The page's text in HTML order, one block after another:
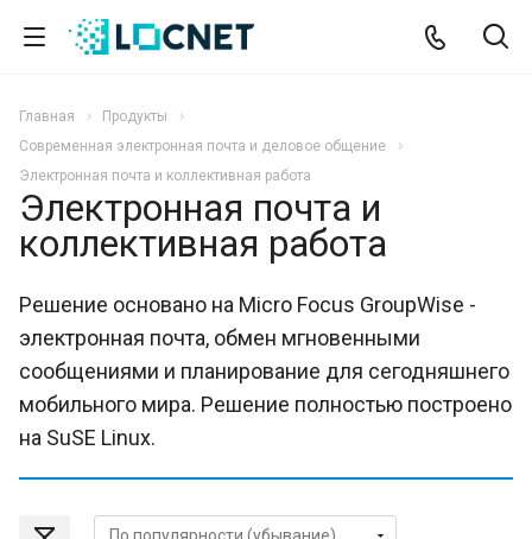
Главная
Продукты
Современная электронная почта и деловое общение
Электронная почта и коллективная работа
Электронная почта и
коллективная работа
Решение основано на Micro Focus GroupWise -
электронная почта, обмен мгновенными
сообщениями и планирование для сегодняшнего
мобильного мира. Решение полностью построено
на SuSE Linux.